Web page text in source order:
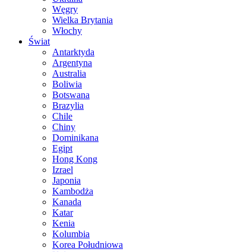
Węgry
Wielka Brytania
Włochy
Świat
Antarktyda
Argentyna
Australia
Boliwia
Botswana
Brazylia
Chile
Chiny
Dominikana
Egipt
Hong Kong
Izrael
Japonia
Kambodża
Kanada
Katar
Kenia
Kolumbia
Korea Południowa